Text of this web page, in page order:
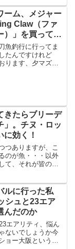
ーム、メジャー
Claw（ファ
）」を買ってき
魚釣行に行ってま
たんですけれど
ります、夕マズメ
きたらブリーデ
」。チヌ・ロッ
に効く！
つありますが、こ
のが魚・・・以外
て、それが皆の大
ね・・。ゴキブリ
ので...
ルに行った私
シュと23エア
んだのか
エアリティ、悩ん
ないでしょうか今
ョー大阪というこ